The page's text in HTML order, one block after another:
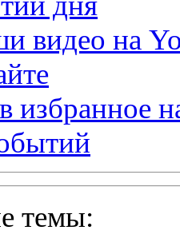
видео на
избранное
темы: